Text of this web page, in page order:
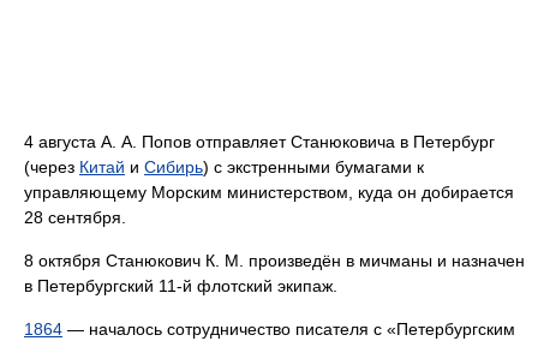
4 августа А. А. Попов отправляет Станюковича в Петербург
(через Китай и Сибирь) с экстренными бумагами к
управляющему Морским министерством, куда он добирается
28 сентября.
8 октября Станюкович К. М. произведён в мичманы и назначен
в Петербургский 11-й флотский экипаж.
1864 — началось сотрудничество писателя с «Петербургским